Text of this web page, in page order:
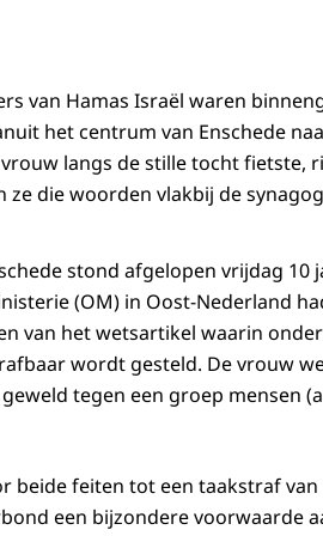
van Hamas Israël waren
het centrum van Enschede
langs de stille tocht fietste,
ze die woorden vlakbij de
stond afgelopen vrijdag 10
(OM) in Oost-Nederland
van het wetsartikel waarin
wordt gesteld. De vrouw
tegen een groep mensen
beide feiten tot een taakstraf
een bijzondere voorwaarde